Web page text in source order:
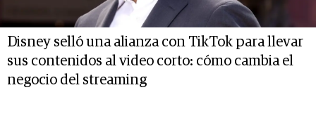
Disney selló una alianza con TikTok para llevar
sus contenidos al video corto: cómo cambia el
negocio del streaming